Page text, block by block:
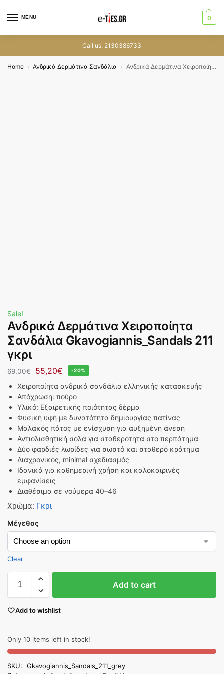
MENU 0
Call us: 2130386733
Home / Ανδρικά Δερμάτινα Σανδάλια / Ανδρικά Δερμάτινα Χειροποίητα Σανδάλια Gkavogiannis_Sandals 211 γκρι
Sale!
Ανδρικά Δερμάτινα Χειροποίητα
Σανδάλια Gkavogiannis_Sandals 211
γκρι
69,00€ 55,20€ -20%
Χειροποίητα ανδρικά σανδάλια ελληνικής κατασκευής
Aπόχρωση: πούρο
Υλικό: Εξαιρετικής ποιότητας δέρμα
Φυσική υφή με δυνατότητα δημιουργίας πατίνας
Μαλακός πάτος με ενίσχυση για αυξημένη άνεση
Αντιολισθητική σόλα για σταθερότητα στο περπάτημα
Δύο φαρδιές λωρίδες για σωστό και σταθερό κράτημα
Διαχρονικός, minimal σχεδιασμός
Ιδανικά για καθημερινή χρήση και καλοκαιρινές
εμφανίσεις
Διαθέσιμα σε νούμερα 40–46
Χρώμα: Γκρι
Μέγεθος
Clear
Add to cart
Add to wishlist
Only 10 items left in stock!
SKU:
Gkavogiannis_Sandals_211_grey